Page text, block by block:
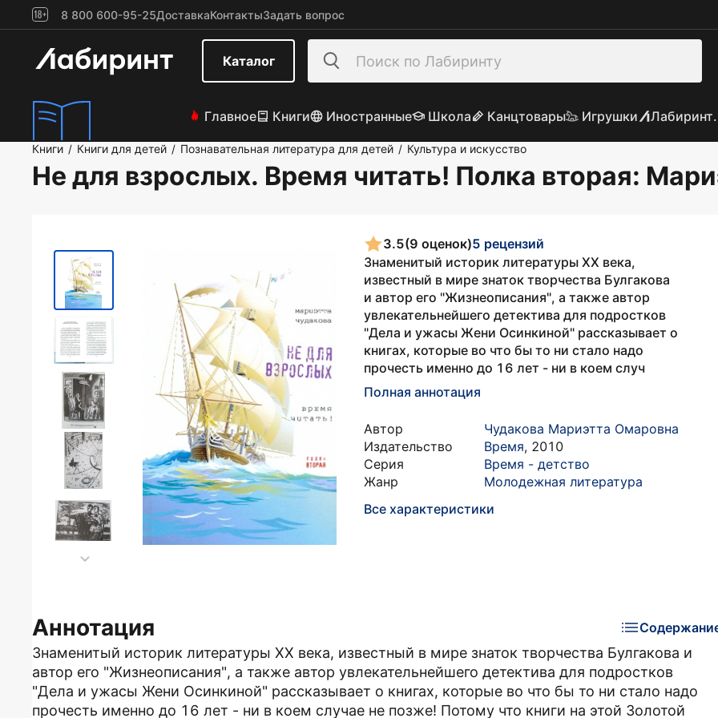
8 800 600-95-25ДоставкаКонтактыЗадать вопрос
Каталог
Главное Книги Иностранные Школа Канцтовары Игрушки
Книги / Книги для детей / Познавательная литература для детей / Культура и искусство
Не для взрослых. Время читать! Полка вторая:
3.5(9 оценок)5 рецензий
Знаменитый историк литературы XX века,
известный в мире знаток творчества Булгакова
и автор его "Жизнеописания", а также автор
увлекательнейшего детектива для подростков
"Дела и ужасы Жени Осинкиной" рассказывает о
книгах, которые во что бы то ни стало надо
прочесть именно до 16 лет - ни в коем случ
Полная аннотация
Автор
Чудакова Мариэтта Омаровна
Издательство
Время, 2010
Серия
Время - детство
Жанр
Молодежная литература
Все характеристики
Аннотация
Знаменитый историк литературы XX века, известный в мире знаток творчества Булгакова и
автор его "Жизнеописания", а также автор увлекательнейшего детектива для подростков
"Дела и ужасы Жени Осинкиной" рассказывает о книгах, которые во что бы то ни стало надо
прочесть именно до 16 лет - ни в коем случае не позже! Потому что книги на этой Золотой